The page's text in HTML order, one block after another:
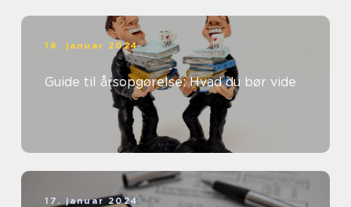
18. januar 2024
Guide til årsopgørelse: Hvad du bør vide
17. januar 2024